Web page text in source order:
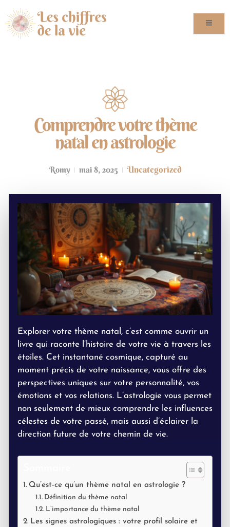
Comprendre votre thème
natal en astrologie
Romy mai 8, 2025 Uncategorized
Explorer votre thème natal, c’est comme ouvrir un
livre qui raconte l’histoire de votre vie à travers les
étoiles. Cet instantané cosmique, capturé au
moment précis de votre naissance, vous offre des
perspectives uniques sur votre personnalité, vos
émotions et vos relations. L’astrologie vous permet
non seulement de mieux comprendre les influences
célestes de votre passé, mais aussi d’éclairer la
direction future de votre chemin de vie.
Qu’est-ce qu’un thème natal en astrologie ?
Définition du thème natal
L’importance du thème natal
Les signes astrologiques : votre profil solaire et